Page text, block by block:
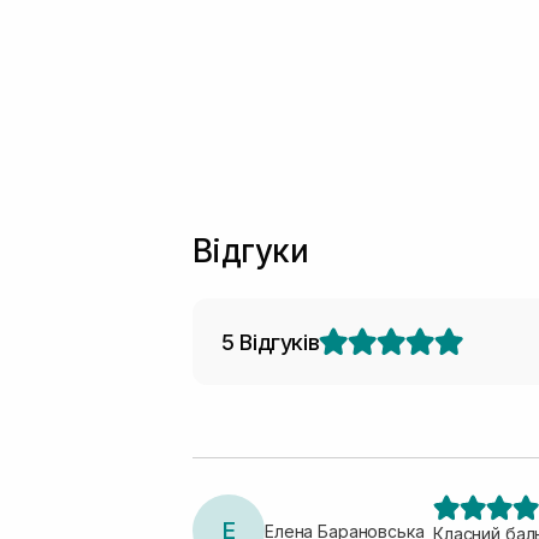
Відгуки
5 Відгуків
Е Елена Барановська Класний